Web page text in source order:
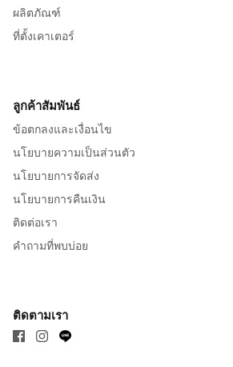
ผลิตภัณฑ์
ที่ตั้งเคาเตอร์
ลูกค้าสัมพันธ์
ข้อตกลงและเงื่อนไข
นโยบายความเป็นส่วนตัว
นโยบายการจัดส่ง
นโยบายการคืนเงิน
ติดต่อเรา
คำถามที่พบบ่อย
ติดตามเรา